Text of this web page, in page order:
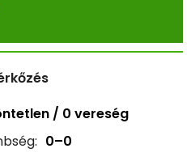
/ 0 vereség
0–0